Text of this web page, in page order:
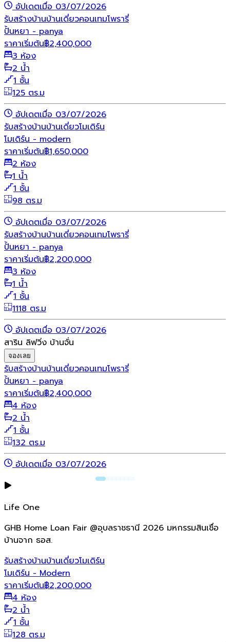
อัปเดตเมื่อ 03/07/2026
รับสร้างบ้านบ้านเดี่ยวคอนเทมโพรารี่
ปั้นหยา - panya
ราคาเริ่มต้น฿2,400,000
3 ห้อง
2 น้ำ
1 ชั้น
125 ตร.ม
อัปเดตเมื่อ 03/07/2026
รับสร้างบ้านบ้านเดี่ยวโมเดิร์น
โมเดิร์น - modern
ราคาเริ่มต้น฿1,650,000
2 ห้อง
1 น้ำ
1 ชั้น
98 ตร.ม
อัปเดตเมื่อ 03/07/2026
รับสร้างบ้านบ้านเดี่ยวคอนเทมโพรารี่
ปั้นหยา - panya
ราคาเริ่มต้น฿2,200,000
3 ห้อง
1 น้ำ
1 ชั้น
1118 ตร.ม
อัปเดตเมื่อ 03/07/2026
สาริน ลิฟวิ่ง บ้านจั่น
จองเลย
รับสร้างบ้านบ้านเดี่ยวคอนเทมโพรารี่
ปั้นหยา - panya
ราคาเริ่มต้น฿2,400,000
4 ห้อง
2 น้ำ
1 ชั้น
132 ตร.ม
อัปเดตเมื่อ 03/07/2026
Life One
GHB Home Loan Fair @อุบลราชธานี 2026 มหกรรมสินเชื่อ
บ้านจาก ธอส.
รับสร้างบ้านบ้านเดี่ยวโมเดิร์น
โมเดิร์น - Modern
ราคาเริ่มต้น฿2,200,000
4 ห้อง
2 น้ำ
1 ชั้น
128 ตร.ม